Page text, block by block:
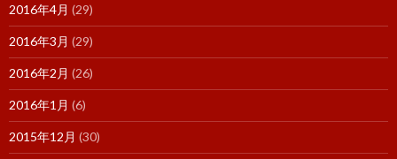
2016年4月 (29)
2016年3月 (29)
2016年2月 (26)
2016年1月 (6)
2015年12月 (30)